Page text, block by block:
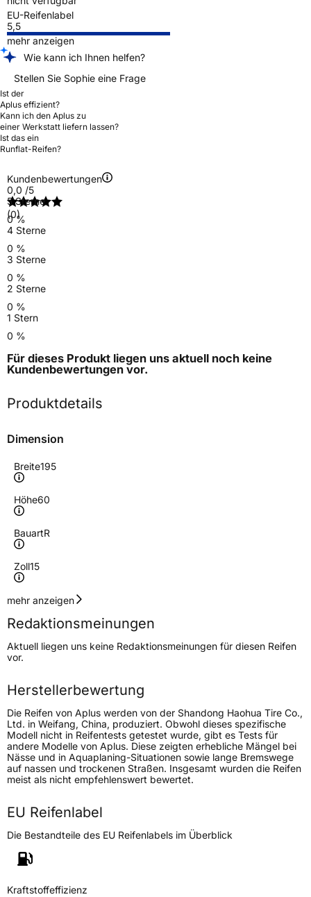
EU-Reifenlabel
5,5
mehr anzeigen
Wie kann ich Ihnen helfen?
Stellen Sie Sophie eine Frage
Ist der
Aplus effizient?
Kann ich den Aplus zu
einer Werkstatt liefern lassen?
Ist das ein
Runflat-Reifen?
Kundenbewertungen
0,0 /5
(0)
5 Sterne
0 %
4 Sterne
0 %
3 Sterne
0 %
2 Sterne
0 %
1 Stern
0 %
Für dieses Produkt liegen uns aktuell noch keine
Kundenbewertungen vor.
Produktdetails
Dimension
Breite195
Höhe60
BauartR
Zoll15
Geschwindigkeitsindex
Höchstgeschwindigkeit
240 km/h
Lastindex88
Höchstlast560 kg
Generelle Merkmale
FahrzeugtypPKW
VerwendungSommerreifen
ModellnameA 608
Fahrzeugart
PKW & SUV
mehr anzeigen
Redaktionsmeinungen
Aktuell liegen uns keine Redaktionsmeinungen für diesen Reifen
vor.
Herstellerbewertung
Die Reifen von Aplus werden von der Shandong Haohua Tire Co.,
Ltd. in Weifang, China, produziert. Obwohl dieses spezifische
Modell nicht in Reifentests getestet wurde, gibt es Tests für
andere Modelle von Aplus. Diese zeigten erhebliche Mängel bei
Nässe und in Aquaplaning-Situationen sowie lange Bremswege
auf nassen und trockenen Straßen. Insgesamt wurden die Reifen
meist als nicht empfehlenswert bewertet.
EU Reifenlabel
Die Bestandteile des EU Reifenlabels im Überblick
Kraftstoffeffizienz